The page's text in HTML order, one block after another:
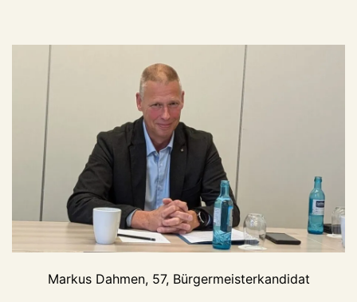
Markus Dahmen, 57, Bürgermeisterkandidat